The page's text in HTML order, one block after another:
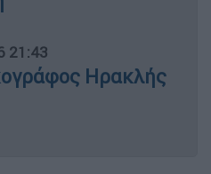
21:43
Ηρακλής